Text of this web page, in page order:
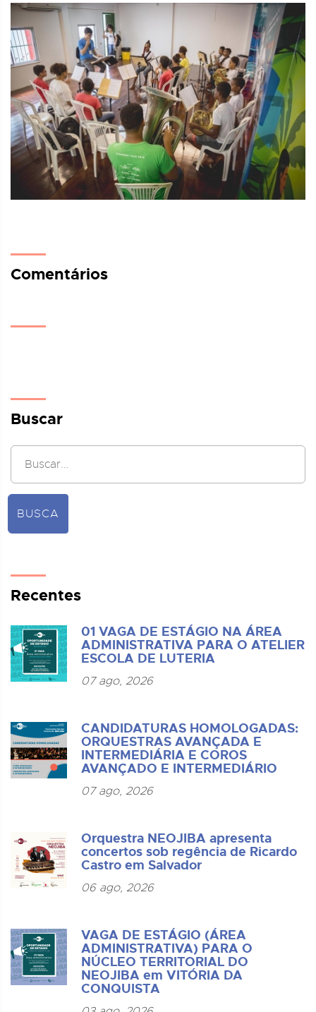
Comentários
Buscar
BUSCA
Recentes
01 VAGA DE ESTÁGIO NA ÁREA
ADMINISTRATIVA PARA O ATELIER
ESCOLA DE LUTERIA
07 ago, 2026
CANDIDATURAS HOMOLOGADAS:
ORQUESTRAS AVANÇADA E
INTERMEDIÁRIA E COROS
AVANÇADO E INTERMEDIÁRIO
07 ago, 2026
Orquestra NEOJIBA apresenta
concertos sob regência de Ricardo
Castro em Salvador
06 ago, 2026
VAGA DE ESTÁGIO (ÁREA
ADMINISTRATIVA) PARA O
NÚCLEO TERRITORIAL DO
NEOJIBA em VITÓRIA DA
CONQUISTA